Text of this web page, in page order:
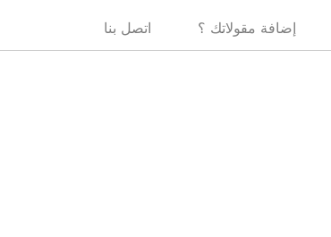
إضافة مقولاتك ؟ اتصل بنا